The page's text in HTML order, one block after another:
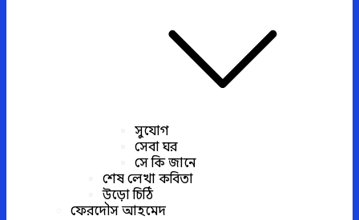
সুযোগ
সেবা ঘর
সে কি জানে
শেষ লেখা কবিতা
উড়ো চিঠি
ফেরদৌস আহমেদ